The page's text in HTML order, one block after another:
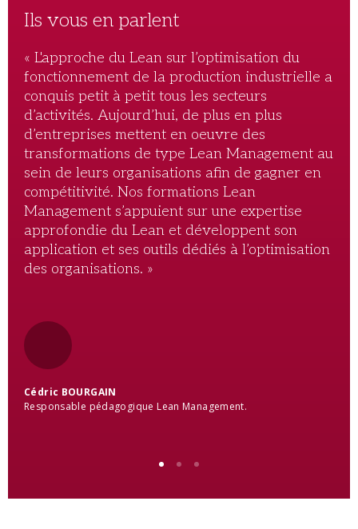
Ils vous en parlent
« L'approche du Lean sur l’optimisation du
fonctionnement de la production industrielle a
conquis petit à petit tous les secteurs
d’activités. Aujourd’hui, de plus en plus
d’entreprises mettent en oeuvre des
transformations de type Lean Management au
sein de leurs organisations afin de gagner en
compétitivité. Nos formations Lean
Management s’appuient sur une expertise
approfondie du Lean et développent son
application et ses outils dédiés à l’optimisation
des organisations. »
Cédric BOURGAIN
Responsable pédagogique Lean Management.